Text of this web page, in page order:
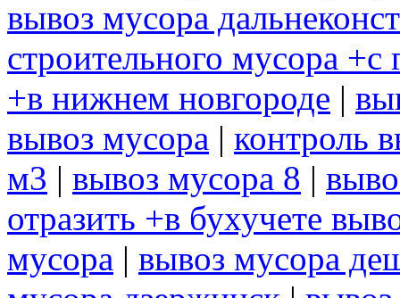
вывоз мусора
строительного мусора +с
+в нижнем новгороде |
вывоз мусора | контроль
м3 | вывоз мусора 8 |
отразить +в бухучете
мусора | вывоз мусора